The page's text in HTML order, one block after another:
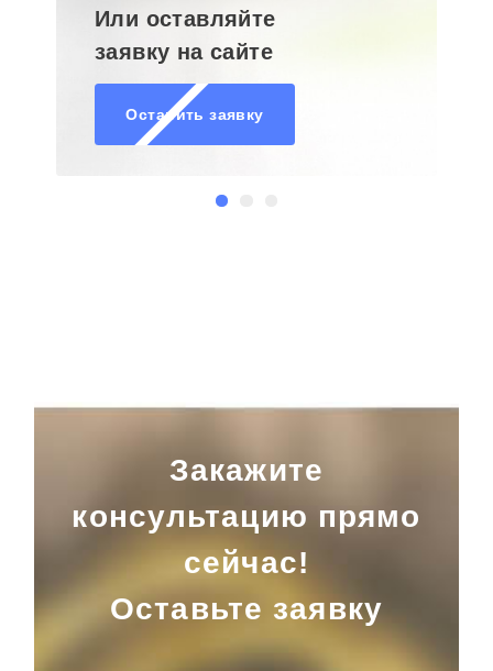
Или оставляйте
заявку на сайте
Оставить заявку
Закажите
консультацию прямо
сейчас!
Оставьте заявку